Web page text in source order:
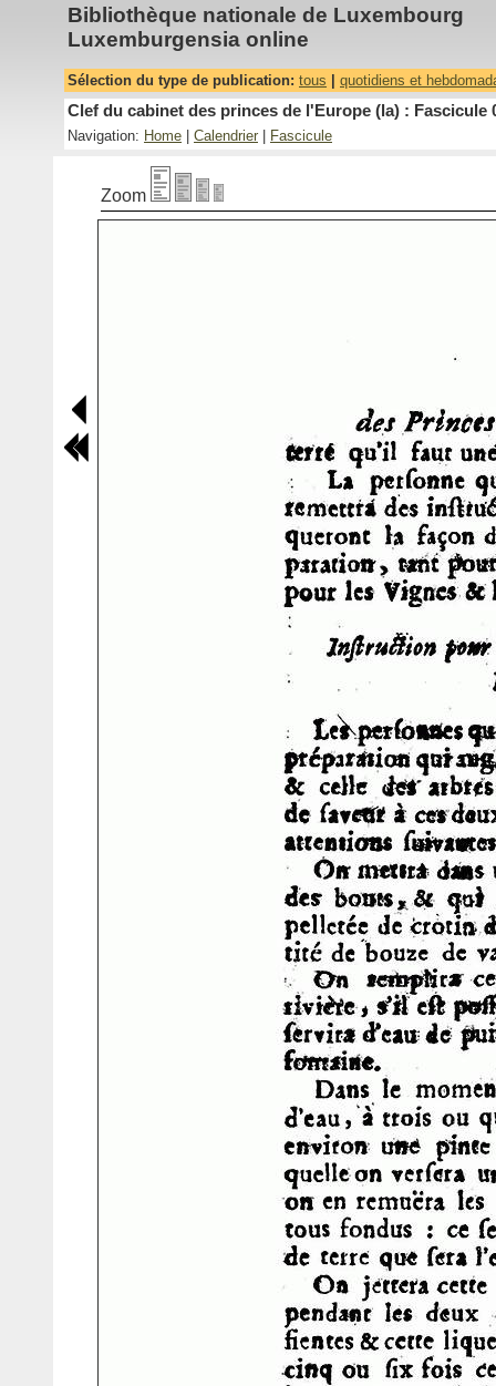
Bibliothèque nationale de Luxembourg
Luxemburgensia online
Sélection du type de publication: tous quotidiens et
Clef du cabinet des princes de l'Europe (la) : Fascicule
Navigation: Home Calendrier Fascicule
Zoom